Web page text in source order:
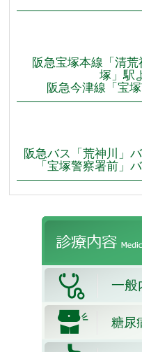
阪急宝塚本線「清
塚」駅
阪急今津線「宝
阪急バス「荒神川」
「宝塚警察署前」
一般
糖尿